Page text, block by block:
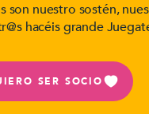
son nuestro sostén,
hacéis grande
SER SOCIO